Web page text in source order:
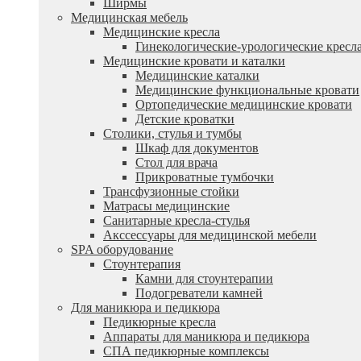
Ширмы
Медицинская мебель
Медицинские кресла
Гинекологические-урологические
Медицинские кровати и каталки
Медицинские каталки
Медицинские функциональные кровати
Ортопедические медицинские кровати
Детские кроватки
Столики, стулья и тумбы
Шкаф для документов
Стол для врача
Прикроватные тумбочки
Трансфузионные стойки
Матрасы медицинские
Санитарные кресла-стулья
Акссессуары для медицинской мебели
SPA оборудование
Стоунтерапия
Камни для стоунтерапии
Подогреватели камней
Для маникюра и педикюра
Педикюрные кресла
Аппараты для маникюра и педикюра
СПА педикюрные комплексы